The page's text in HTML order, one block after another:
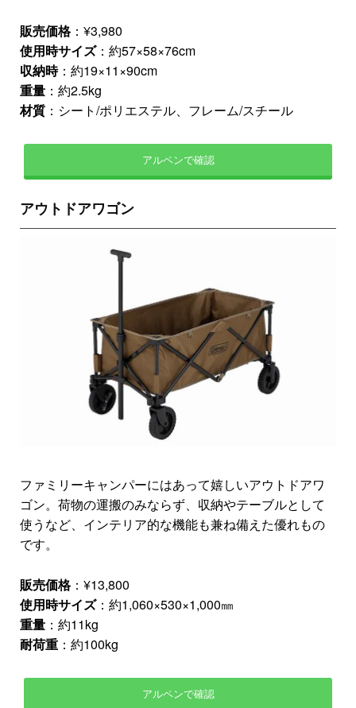
販売価格：¥3,980
使用時サイズ：約57×58×76cm
収納時：約19×11×90cm
重量 ：約2.5kg
材質 ：シート/ポリエステル、フレーム/スチール
アルペンで確認
アウトドアワゴン
ファミリーキャンパーにはあって嬉しいアウトドアワ
ゴン。荷物の運搬のみならず、収納やテーブルとして
使うなど、インテリア的な機能も兼ね備えた優れもの
です。
販売価格：¥13,800
使用時サイズ：約1,060×530×1,000㎜
重量 ：約11kg
耐荷重 ：約100kg
アルペンで確認